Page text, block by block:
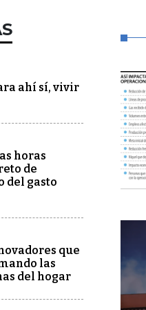
ahí sí, vivir
horas
de
del gasto
que
las
del hogar